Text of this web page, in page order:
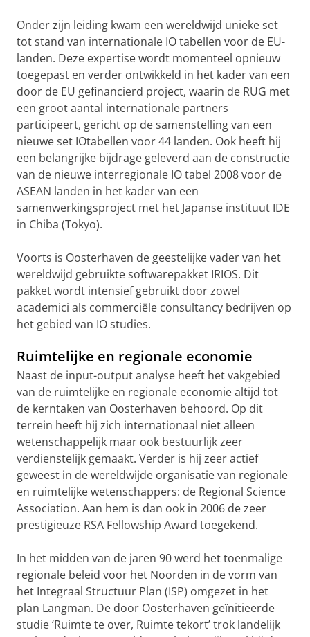
Onder zijn leiding kwam een wereldwijd unieke set
tot stand van internationale IO tabellen voor de EU-
landen. Deze expertise wordt momenteel opnieuw
toegepast en verder ontwikkeld in het kader van een
door de EU gefinancierd project, waarin de RUG met
een groot aantal internationale partners
participeert, gericht op de samenstelling van een
nieuwe set IOtabellen voor 44 landen. Ook heeft hij
een belangrijke bijdrage geleverd aan de constructie
van de nieuwe interregionale IO tabel 2008 voor de
ASEAN landen in het kader van een
samenwerkingsproject met het Japanse instituut IDE
in Chiba (Tokyo).
Voorts is Oosterhaven de geestelijke vader van het
wereldwijd gebruikte softwarepakket IRIOS. Dit
pakket wordt intensief gebruikt door zowel
academici als commerciële consultancy bedrijven op
het gebied van IO studies.
Ruimtelijke en regionale economie
Naast de input-output analyse heeft het vakgebied
van de ruimtelijke en regionale economie altijd tot
de kerntaken van Oosterhaven behoord. Op dit
terrein heeft hij zich internationaal niet alleen
wetenschappelijk maar ook bestuurlijk zeer
verdienstelijk gemaakt. Verder is hij zeer actief
geweest in de wereldwijde organisatie van regionale
en ruimtelijke wetenschappers: de Regional Science
Association. Aan hem is dan ook in 2006 de zeer
prestigieuze RSA Fellowship Award toegekend.
In het midden van de jaren 90 werd het toenmalige
regionale beleid voor het Noorden in de vorm van
het Integraal Structuur Plan (ISP) omgezet in het
plan Langman. De door Oosterhaven geïnitieerde
studie ‘Ruimte te over, Ruimte tekort’ trok landelijk